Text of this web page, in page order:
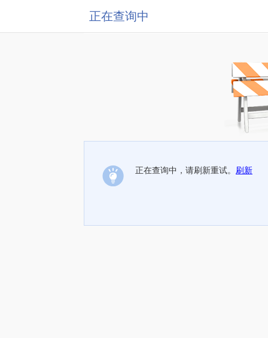
正在查询中
正在查询中，请刷新重试。 刷新